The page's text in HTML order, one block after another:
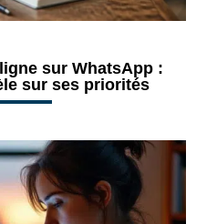
sur WhatsApp :
sur ses priorités